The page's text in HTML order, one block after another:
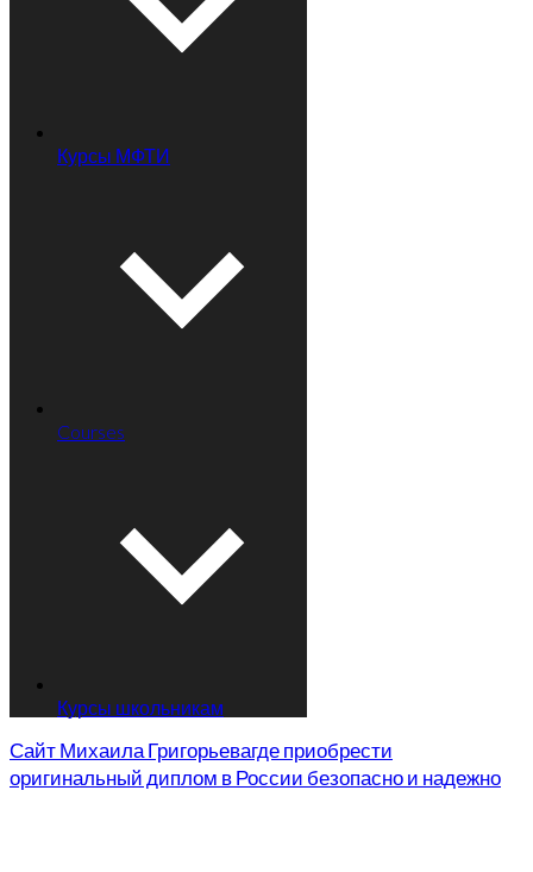
Курсы МФТИ
Courses
Курсы школьникам
Сайт Михаила Григорьевагде приобрести
оригинальный диплом в России безопасно и надежно